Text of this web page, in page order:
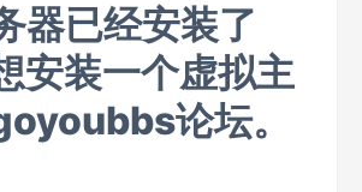
器已经安装了
安装一个虚拟主
论坛。